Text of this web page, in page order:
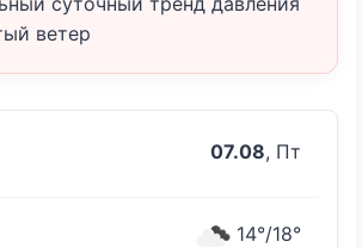
ветер
07.08, Пт
14°/18°